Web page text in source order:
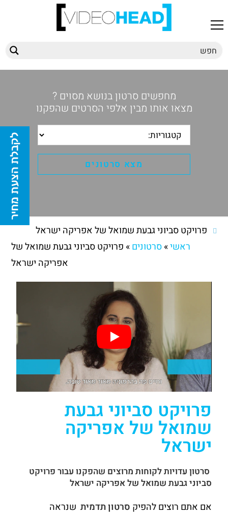
מחפשים סרטון בנושא מסוים ?
מצאו אותו מבין אלפי הסרטים שהפקנו
פרויקט סביוני גבעת שמואל של אפריקה ישראל
ראשי»סרטונים» פרויקט סביוני גבעת שמואל של
אפריקה ישראל
פרויקט סביוני גבעת
שמואל של אפריקה
ישראל
סרטון עדויות לקוחות מרוצים שהפקנו עבור פרויקט
סביוני גבעת שמואל של אפריקה ישראל
אם אתם רוצים להפיק סרטון תדמית שנראה